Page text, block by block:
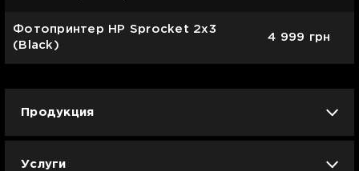
Фотопринтер HP Sprocket 2x3
(Black)
4 999 грн
Продукция
Услуги